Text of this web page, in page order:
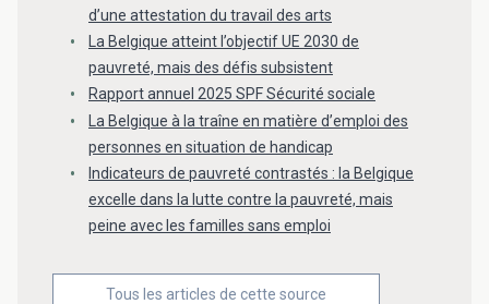
d’une attestation du travail des arts
La Belgique atteint l’objectif UE 2030 de
pauvreté, mais des défis subsistent
Rapport annuel 2025 SPF Sécurité sociale
La Belgique à la traîne en matière d’emploi des
personnes en situation de handicap
Indicateurs de pauvreté contrastés : la Belgique
excelle dans la lutte contre la pauvreté, mais
peine avec les familles sans emploi
Tous les articles de cette source